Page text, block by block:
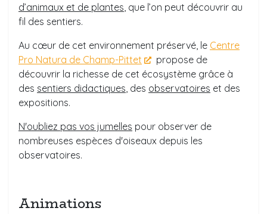
d’animaux et de plantes , que l’on peut découvrir au
fil des sentiers.
Au cœur de cet environnement préservé, le Centre
Pro Natura de Champ-Pittet
propose de
découvrir la richesse de cet écosystème grâce à
des sentiers didactiques , des observatoires et des
expositions.
N'oubliez pas vos jumelles pour observer de
nombreuses espèces d'oiseaux depuis les
observatoires.
Animations